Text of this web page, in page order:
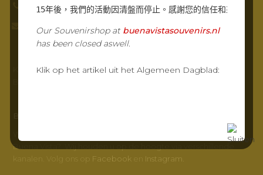
0786912485
info@grandcafebuenavista.nl
KvK-nr: 23032217
Wilt u meer weten en op de hoogte blijven van Grand Café
Buena Vista? Wij houden u op de hoogte via verschillende
kanalen. Volg ons op Facebook Instagram.
15年後，我們的活動因清盤而停止。感謝您的信任和來自世界
Our Souvenirshop at buenavistasouvenirs.nl
has been closed aswell.
Klik op het artikel uit het Algemeen Dagblad: